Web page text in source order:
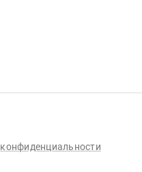
конфиденциальности